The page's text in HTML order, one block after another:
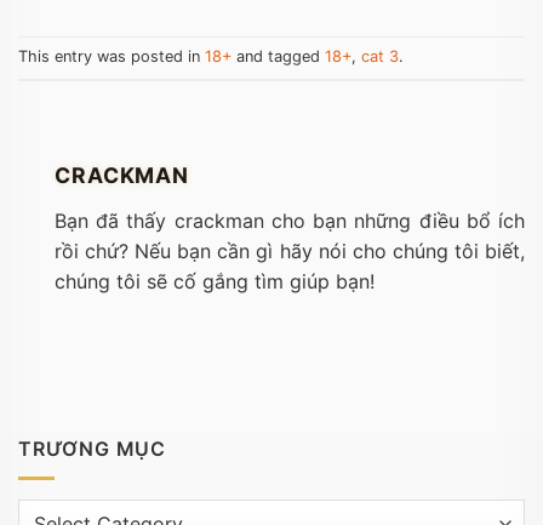
This entry was posted in 18+ and tagged 18+, cat 3.
CRACKMAN
Bạn đã thấy crackman cho bạn những điều bổ ích
rồi chứ? Nếu bạn cần gì hãy nói cho chúng tôi biết,
chúng tôi sẽ cố gắng tìm giúp bạn!
TRƯƠNG MỤC
Trương